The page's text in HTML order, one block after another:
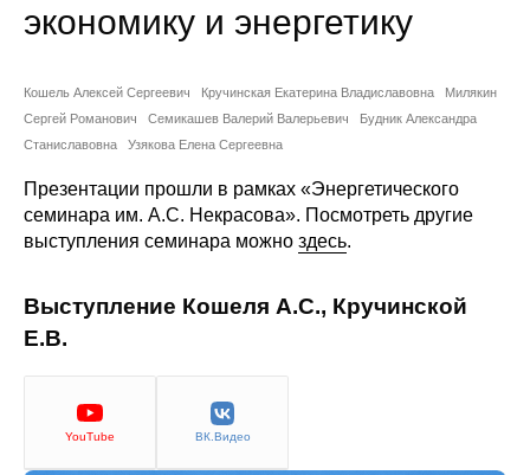
Научные подразделения
Сотрудники
Отчетность
Противодействие коррупции
Материалы для СМИ
Публикации
Научная жизнь
экономику и энергетику
Кошель Алексей Сергеевич Кручинская Екатерина Владиславовна
Милякин
Сергей Романович
Семикашев Валерий Валерьевич
Будник Александра
Станиславовна
Узякова Елена Сергеевна
Презентации прошли в рамках «Энергетического
семинара им. А.С. Некрасова». Посмотреть другие
выступления семинара можно здесь.
Выступление Кошеля А.С., Кручинской
Е.В.
YouTube ВК.Видео